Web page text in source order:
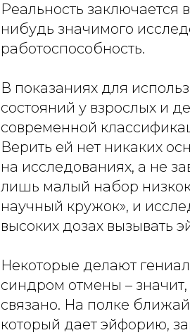
Реальность заключается
нибудь значимого
работоспособность.
В показаниях для
состояний у взрослых и
современной
Верить ей нет никаких
на исследованиях, а не
лишь малый набор
научный кружок», и
высоких дозах вызывать
Некоторые делают
синдром отмены –
связано. На полке
который дает эйфорию,